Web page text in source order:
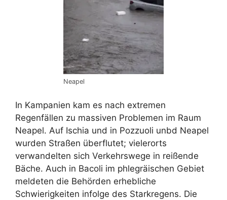
Neapel
In Kampanien kam es nach extremen
Regenfällen zu massiven Problemen im Raum
Neapel. Auf Ischia und in Pozzuoli unbd Neapel
wurden Straßen überflutet; vielerorts
verwandelten sich Verkehrswege in reißende
Bäche. Auch in Bacoli im phlegräischen Gebiet
meldeten die Behörden erhebliche
Schwierigkeiten infolge des Starkregens. Die